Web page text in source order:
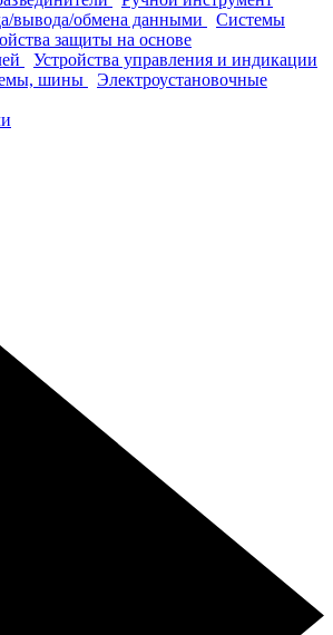
вывода/обмена данными
Системы
защиты на основе
Устройства управления и индикации
шины
Электроустановочные